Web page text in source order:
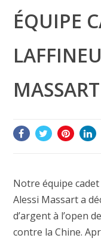
ÉQUIPE
Notre équipe
Alessi Massart a
d’argent à l’open
contre la Chine.